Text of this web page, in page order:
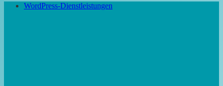
WordPress-Dienstleistungen